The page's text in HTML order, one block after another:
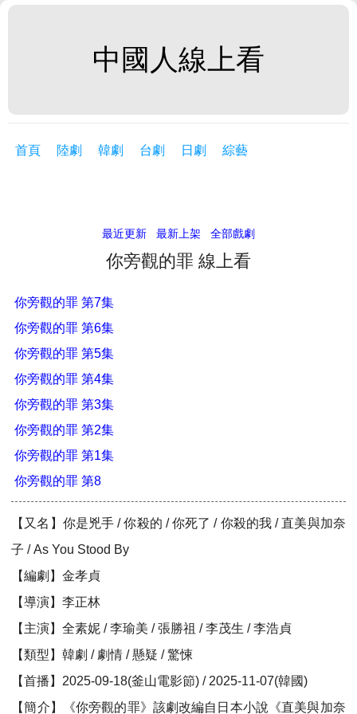
中國人線上看
首頁 陸劇 韓劇 台劇 日劇 綜藝
最近更新 最新上架 全部戲劇
你旁觀的罪 線上看
你旁觀的罪 第7集
你旁觀的罪 第6集
你旁觀的罪 第5集
你旁觀的罪 第4集
你旁觀的罪 第3集
你旁觀的罪 第2集
你旁觀的罪 第1集
你旁觀的罪 第8
【又名】你是兇手 / 你殺的 / 你死了 / 你殺的我 / 直美與加奈
子 / As You Stood By
【編劇】金孝貞
【導演】李正林
【主演】全素妮 / 李瑜美 / 張勝祖 / 李茂生 / 李浩貞
【類型】韓劇 / 劇情 / 懸疑 / 驚悚
【首播】2025-09-18(釜山電影節) / 2025-11-07(韓國)
【簡介】《你旁觀的罪》該劇改編自日本小說《直美與加奈